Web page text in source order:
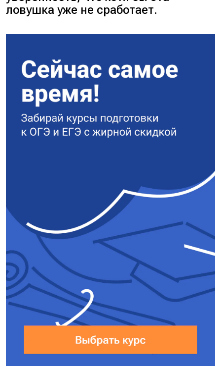
ловушка уже не сработает.